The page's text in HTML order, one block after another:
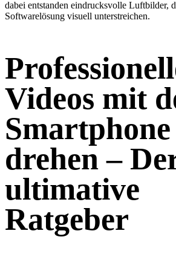
dabei entstanden eindrucksvolle Luftbilder,
Softwarelösung visuell unterstreichen.
Videos mit
Smartphone
drehen –
ultimative
Ratgeber